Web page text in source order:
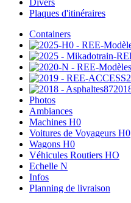
Divers
Plaques d'itinéraires
Containers
Photos
Ambiances
Machines H0
Voitures de Voyageurs H0
Wagons H0
Véhicules Routiers HO
Echelle N
Infos
Planning de livraison